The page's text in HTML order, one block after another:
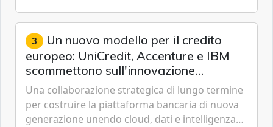
gestione continua del rischio.
3 Un nuovo modello per il credito
europeo: UniCredit, Accenture e IBM
scommettono sull'innovazione
tecnologica
Una collaborazione strategica di lungo termine
per costruire la piattaforma bancaria di nuova
generazione unendo cloud, dati e intelligenza